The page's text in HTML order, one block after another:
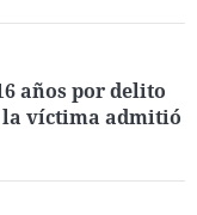
años por delito
la víctima admitió